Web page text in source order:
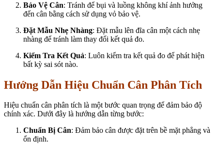
Bảo Vệ Cân: Tránh để bụi và luồng không khí ảnh hưởng
đến cân bằng cách sử dụng vỏ bảo vệ.
Đặt Mẫu Nhẹ Nhàng: Đặt mẫu lên đĩa cân một cách nhẹ
nhàng để tránh làm thay đổi kết quả đo.
Kiểm Tra Kết Quả: Luôn kiểm tra kết quả đo để phát hiện
bất kỳ sai sót nào.
Hướng Dẫn Hiệu Chuẩn Cân Phân Tích
Hiệu chuẩn cân phân tích là một bước quan trọng để đảm bảo độ
chính xác. Dưới đây là hướng dẫn từng bước:
Chuẩn Bị Cân: Đảm bảo cân được đặt trên bề mặt phẳng và
ổn định.